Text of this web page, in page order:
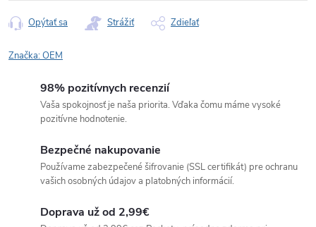
Opýtať sa Strážiť Zdieľať
Značka:OEM
98% pozitívnych recenzií
Vaša spokojnosť je naša priorita. Vďaka čomu máme vysoké
pozitívne hodnotenie.
Bezpečné nakupovanie
Používame zabezpečené šifrovanie (SSL certifikát) pre ochranu
vašich osobných údajov a platobných informácií.
Doprava už od 2,99€